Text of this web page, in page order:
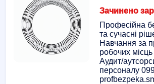
Зачинено
Професійна
та сучасні
Навчання за
робочих
Аудит/
персоналу